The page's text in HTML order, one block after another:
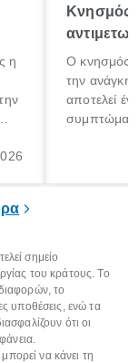
η
Κνησμός:
Ο κνησμός
την ανάγκη
αποτελεί
σημείο
του κράτους. Το
το
υποθέσεις, ενώ τα
ότι οι
μπορεί να κάνει τη